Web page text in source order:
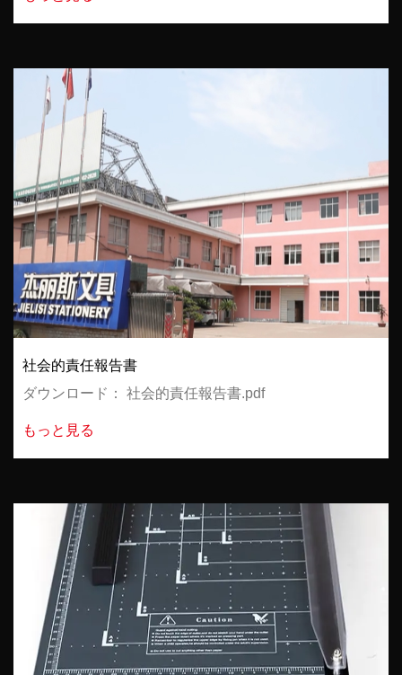
社会的責任報告書
ダウンロード： 社会的責任報告書.pdf
もっと見る